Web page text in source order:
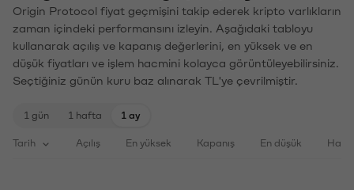
Origin Protocol fiyat geçmişini takip ederek kripto varlıkların
zaman içindeki performansını izleyin. Aşağıdaki tabloyu
kullanarak açılış ve kapanış değerlerini, en yüksek ve en
düşük fiyatları ve işlem hacmini kolayca görüntüleyebilirsiniz.
Seçtiğiniz günün kuru baz alınarak TL'ye çevrilmiştir.
1 gün 1 hafta 1 ay
Tarih Açılış En yüksek Kapanış En düşük